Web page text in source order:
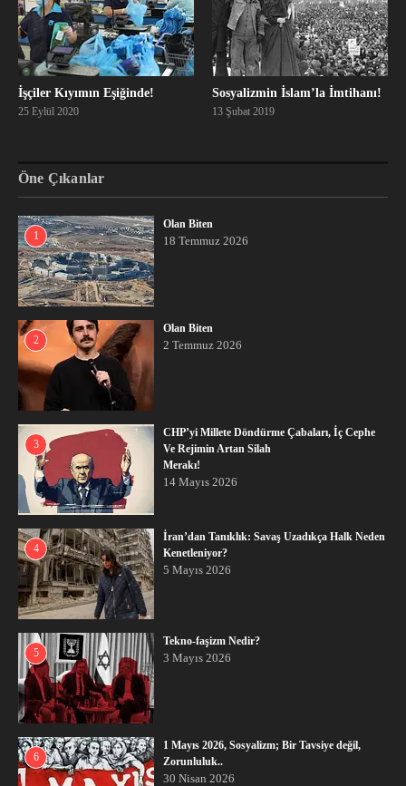
İşçiler Kıyımın Eşiğinde!
25 Eylül 2020
Sosyalizmin İslam’la İmtihanı!
13 Şubat 2019
Öne Çıkanlar
1
Olan Biten
18 Temmuz 2026
2
Olan Biten
2 Temmuz 2026
3
CHP’yi Millete Döndürme Çabaları, İç Cephe
Ve Rejimin Artan Silah
Merakı!
14 Mayıs 2026
4
İran’dan Tanıklık: Savaş Uzadıkça Halk Neden
Kenetleniyor?
5 Mayıs 2026
5
Tekno-faşizm Nedir?
3 Mayıs 2026
6
1 Mayıs 2026, Sosyalizm; Bir Tavsiye değil,
Zorunluluk..
30 Nisan 2026